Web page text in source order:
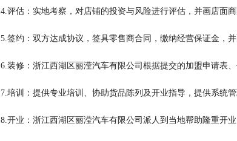
4.评估：实地考察，对店铺的投资与风险进行评估，并画店面
5.签约：双方达成协议，签具零售商合同，缴纳经营保证金，
6.装修：浙江西湖区丽滢汽车有限公司根据提交的加盟申请表、
7.培训：提供专业培训、协助货品陈列及开业指导，提供系统管
8.开业：浙江西湖区丽滢汽车有限公司派人到当地帮助隆重开业